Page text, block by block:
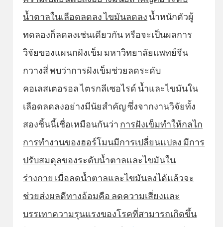
น้ำตาลในเลือดลดลง ไขมันลดลง น้ำหนักตัวผู้
ทดลองก็ลดลงเช่นเดียวกัน หรือจะเป็นผลการ
วิจัยของแผนกฝังเข็ม มหาวิทยาลัยแพทย์จีน
กวางสี่ พบว่าการฝังเข็มช่วยลดระดับ
คอเลสเตอรอล ไตรกลีเซอไรด์ น้ำและไขมันใน
เลือดลดลงอย่างมีนัยสำคัญ ซึ่งจากงานวิจัยทั้ง
สองชิ้นนี้เชื่อเหมือนกันว่า การฝังเข็มทำให้กลไก
การทำงานของฮอร์โมนมีการเปลี่ยนแปลง มีการ
ปรับสมดุลของระดับน้ำตาลและไขมันใน
ร่างกาย เมื่อลดน้ำตาลและไขมันลงได้แล้วจะ
ช่วยส่งผลดีทางอ้อมคือ ลดความเสี่ยงและ
บรรเทาความรุนแรงของโรคที่สามารถเกิดขึ้น